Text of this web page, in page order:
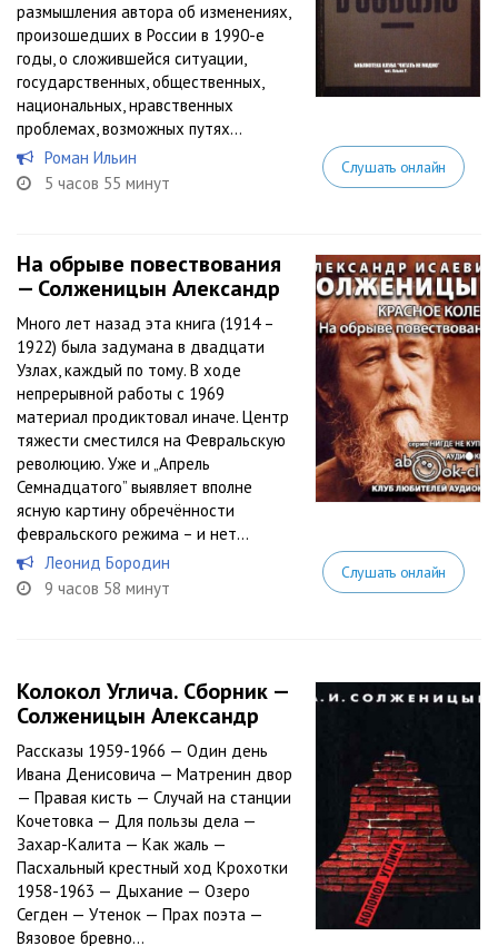
размышления автора об изменениях,
произошедших в России в 1990-е
годы, о сложившейся ситуации,
государственных, общественных,
национальных, нравственных
проблемах, возможных путях...
Роман Ильин
5 часов 55 минут
Слушать онлайн
На обрыве повествования
— Солженицын Александр
Много лет назад эта книга (1914 –
1922) была задумана в двадцати
Узлах, каждый по тому. В ходе
непрерывной работы с 1969
материал продиктовал иначе. Центр
тяжести сместился на Февральскую
революцию. Уже и „Апрель
Семнадцатого” выявляет вполне
ясную картину обречённости
февральского режима – и нет...
Леонид Бородин
9 часов 58 минут
Слушать онлайн
Колокол Углича. Сборник —
Солженицын Александр
Рассказы 1959-1966 — Один день
Ивана Денисовича — Матренин двор
— Правая кисть — Случай на станции
Кочетовка — Для пользы дела —
Захар-Калита — Как жаль —
Пасхальный крестный ход Крохотки
1958-1963 — Дыхание — Озеро
Сегден — Утенок — Прах поэта —
Вязовое бревно...